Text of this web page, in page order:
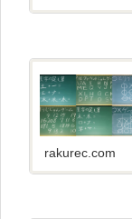
rakurec.com